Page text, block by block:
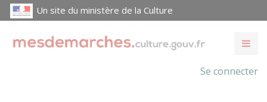
Un site du ministère de la Culture
Se connecter